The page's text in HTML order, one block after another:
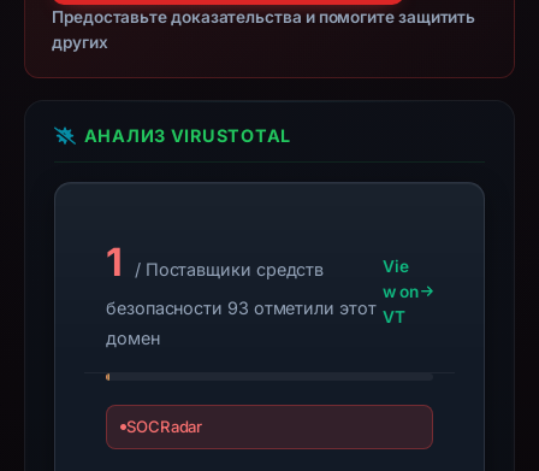
may
collection.
time-
bound
a
Предоставьте доказательства и помогите защитить
других
АНАЛИЗ VIRUSTOTAL
1
/ Поставщики средств
безопасности 93 отметили этот
домен
Vie
w on
VT
SOCRadar